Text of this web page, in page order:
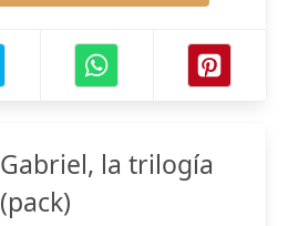
Gabriel, la trilogía
(pack)